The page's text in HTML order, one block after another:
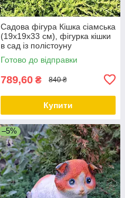
Садова фігура Кішка сіамська
(19х19х33 см), фігурка кішки
в сад із полістоуну
Готово до відправки
789,60 ₴ 840 ₴
Купити
–5%